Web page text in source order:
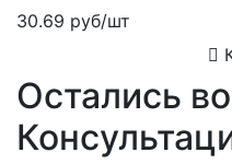
30.69 руб/шт
Остались